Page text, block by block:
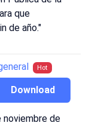
que
de año."
Hot
Download
noviembre de